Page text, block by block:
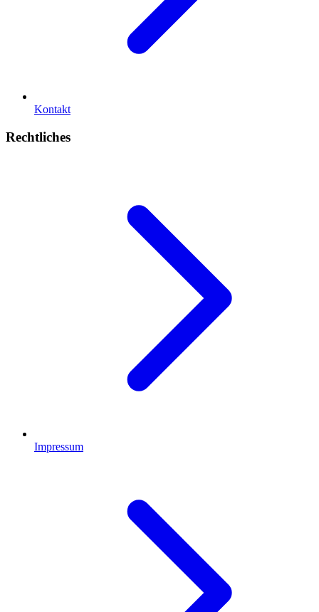
Kontakt
Rechtliches
Impressum